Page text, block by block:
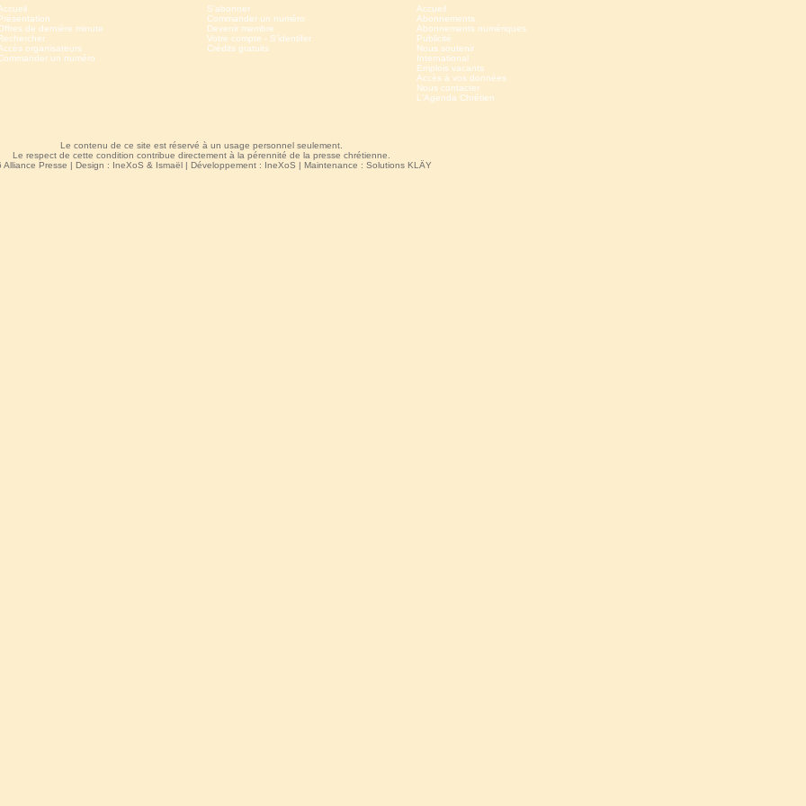
de dernière minute
organisateurs
un numéro
S'abonner
Commander un numéro
Devenir membre
Votre compte - S'identifer
Crédits gratuits
Accueil
Abonnements
Abonnements numériques
Publicité
Nous soutenir
International
Emplois vacants
Accès à vos données
Nous contacter
L'Agenda Chrétien
Le contenu de ce site est réservé à un usage personnel seulement.
Le respect de cette condition contribue directement à la pérennité de la presse chrétienne.
Alliance Presse | Design : IneXoS & Ismaël | Développement : IneXoS | Maintenance : Solutions KLÄY